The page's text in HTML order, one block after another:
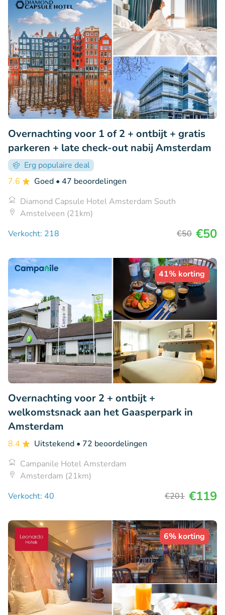
Overnachting voor 1 of 2 + ontbijt + gratis
parkeren + late check-out nabij Amsterdam
Erg populaire deal
7.6
Goed • 47 beoordelingen
Diamond Capsule Hotel Amsterdam South
Amstelveen (21km)
Verkocht: 218
€50 €50
41% korting
Overnachting voor 2 + ontbijt +
welkomstsnack aan het Gaasperpark in
Amsterdam
8.4 Uitstekend • 72 beoordelingen
Campanile Hotel Amsterdam
Amsterdam (21km)
Verkocht: 40
€201 €119
6% korting